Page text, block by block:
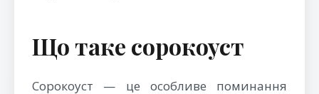
Що таке сорокоуст
Сорокоуст — це особливе поминання